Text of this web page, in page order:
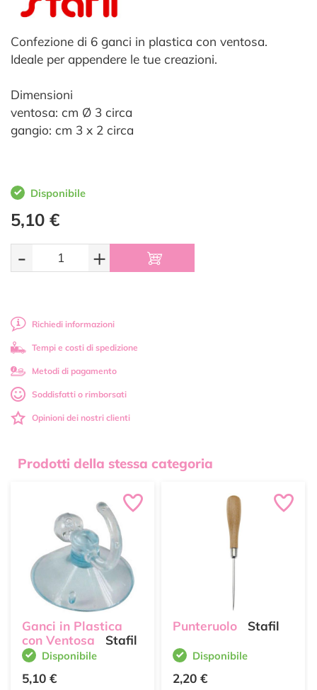
Confezione di 6 ganci in plastica con ventosa.
Ideale per appendere le tue creazioni.
Dimensioni
ventosa: cm Ø 3 circa
gangio: cm 3 x 2 circa
Disponibile
5,10 €
- +
Richiedi informazioni
Tempi e costi di spedizione
Metodi di pagamento
Soddisfatti o rimborsati
Opinioni dei nostri clienti
Prodotti della stessa categoria
Ganci in Plastica
con Ventosa
Stafil
Disponibile
5,10 €
Punteruolo Stafil
Disponibile
2,20 €